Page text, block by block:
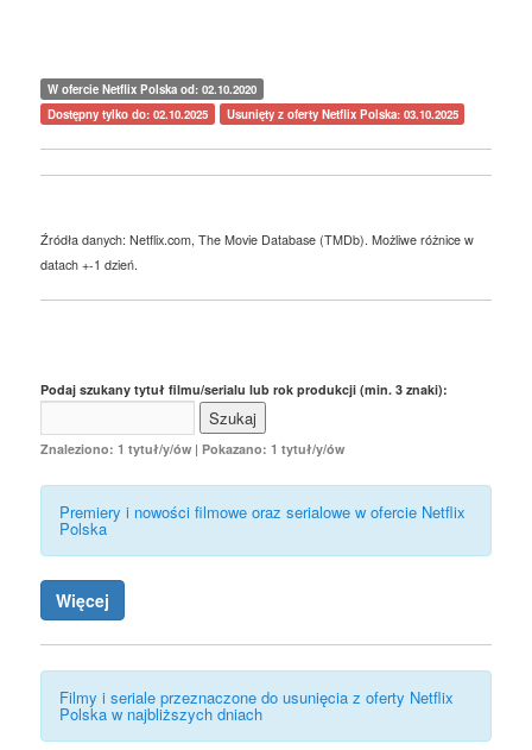
W ofercie Netflix Polska od: 02.10.2020
Dostępny tylko do: 02.10.2025
Usunięty z oferty Netflix Polska: 03.10.2025
Źródła danych: Netflix.com, The Movie Database (TMDb). Możliwe różnice w
datach +-1 dzień.
Podaj szukany tytuł filmu/serialu lub rok produkcji (min. 3 znaki):
Znaleziono: 1 tytuł/y/ów | Pokazano: 1 tytuł/y/ów
Premiery i nowości filmowe oraz serialowe w ofercie Netflix
Polska
Więcej
Filmy i seriale przeznaczone do usunięcia z oferty Netflix
Polska w najbliższych dniach